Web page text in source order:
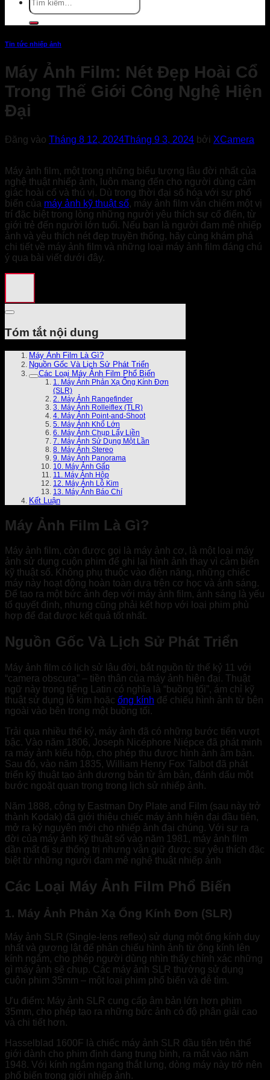
kiếm:
Tin tức nhiếp ảnh
Máy Ảnh Film: Nét Đẹp Hoài Cổ
Trong Thế Giới Công Nghệ Hiện
Đại
Đăng vào Tháng 8 12, 2024Tháng 9 3, 2024 bởi XCamera
Máy ảnh film, một trong những biểu tượng lâu đời nhất của
nghệ thuật nhiếp ảnh, luôn mang đến cho người dùng cảm
giác hoài cổ và thú vị. Dù trong thời đại số hóa với sự phổ
biến của máy ảnh kỹ thuật số, máy ảnh film vẫn chiếm một vị
trí đặc biệt trong lòng những người yêu thích sự cổ điển, từ
giới trẻ đến người lớn tuổi. Nếu bạn là người đam mê nhiếp
ảnh và yêu thích nét đẹp truyền thống, hãy cùng khám phá
chi tiết về máy ảnh film và những loại máy ảnh film đáng chú
ý qua bài viết dưới đây.
Tóm tắt nội dung
Máy Ảnh Film Là Gì?
Nguồn Gốc Và Lịch Sử Phát Triển
Các Loại Máy Ảnh Film Phổ Biến
1. Máy Ảnh Phản Xạ Ống Kính Đơn
(SLR)
2. Máy Ảnh Rangefinder
3. Máy Ảnh Rolleiflex (TLR)
4. Máy Ảnh Point-and-Shoot
5. Máy Ảnh Khổ Lớn
6. Máy Ảnh Chụp Lấy Liền
7. Máy Ảnh Sử Dụng Một Lần
8. Máy Ảnh Stereo
9. Máy Ảnh Panorama
10. Máy Ảnh Gấp
11. Máy Ảnh Hộp
12. Máy Ảnh Lỗ Kim
13. Máy Ảnh Báo Chí
Kết Luận
Máy Ảnh Film Là Gì?
Máy ảnh film, còn được gọi là máy ảnh cơ, là một loại máy
ảnh sử dụng cuộn phim để ghi lại hình ảnh thay vì cảm biến
kỹ thuật số. Không phụ thuộc vào điện năng, những chiếc
máy này hoạt động hoàn toàn dựa trên cơ học và ánh sáng.
Để tạo ra một bức ảnh đẹp với máy ảnh film, ánh sáng là yếu
tố quyết định, nhưng cũng phải kết hợp với loại phim phù
hợp để đạt được kết quả tốt nhất.
Nguồn Gốc Và Lịch Sử Phát Triển
Máy ảnh film có lịch sử lâu đời, bắt nguồn từ thế kỷ 11 với
“camera obscura” – tiền thân của máy ảnh hiện đại. Thuật
ngữ này trong tiếng Latin có nghĩa là “buồng tối”, ám chỉ kỹ
thuật sử dụng lỗ kim hoặc ống kính để chiếu hình ảnh từ bên
ngoài vào bên trong một buồng tối.
Trải qua nhiều thế kỷ, máy ảnh đã có những bước tiến vượt
bậc. Vào năm 1806, Joseph Nicéphore Niépce đã phát minh
ra máy ảnh kiểu hộp, cho phép thu được hình ảnh âm bản.
Sau đó, vào năm 1835, William Henry Fox Talbot đã phát
triển kỹ thuật tạo ảnh dương bản từ âm bản, đánh dấu một
bước ngoặt quan trọng trong lịch sử nhiếp ảnh.
Năm 1888, công ty Eastman Dry Plate and Film (sau này trở
thành Kodak) đã giới thiệu chiếc máy ảnh hiện đại đầu tiên,
mở ra kỷ nguyên mới cho nhiếp ảnh đại chúng. Với sự ra
đời của máy ảnh kỹ thuật số vào năm 1981, máy ảnh film
dần mất đi sự thống trị nhưng vẫn giữ được sự yêu thích đặc
biệt từ những người đam mê nghệ thuật nhiếp ảnh
Các Loại Máy Ảnh Film Phổ Biến
1. Máy Ảnh Phản Xạ Ống Kính Đơn (SLR)
Máy ảnh SLR (Single-lens reflex) sử dụng một ống kính duy
nhất và gương lật để phản chiếu hình ảnh từ ống kính lên
kính ngắm, cho phép người dùng nhìn thấy chính xác những
gì máy ảnh sẽ chụp. Các máy ảnh SLR thường sử dụng
cuộn phim 35mm – một loại phim phổ biến và dễ tìm.
Ưu điểm: Máy ảnh SLR cung cấp âm bản lớn hơn phim
35mm, cho phép tạo ra những bức ảnh có độ phân giải cao
và chi tiết hơn.
Hasselblad 1600F là chiếc máy ảnh SLR đầu tiên trên thế
giới dành cho phim định dạng trung bình, ra mắt vào năm
1948. Với kính ngắm ngang thắt lưng, dòng máy này trở nên
phổ biến trong giới nhiếp ảnh.